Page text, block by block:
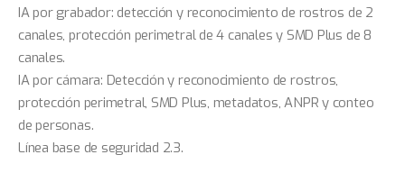
IA por grabador: detección y reconocimiento de rostros de 2
canales, protección perimetral de 4 canales y SMD Plus de 8
canales.
IA por cámara: Detección y reconocimiento de rostros,
protección perimetral, SMD Plus, metadatos, ANPR y conteo
de personas.
Línea base de seguridad 2.3.